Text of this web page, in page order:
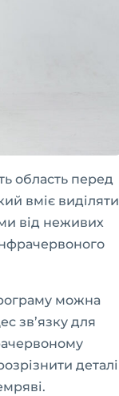
область перед
вміє виділяти
від неживих
можна
зв’язку для
деталі